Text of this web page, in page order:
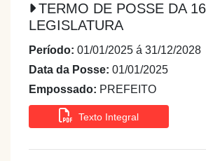
TERMO DE POSSE DA
LEGISLATURA
Período: 01/01/2025 á 31/12/2028
Data da Posse: 01/01/2025
Empossado: PREFEITO
Texto Integral